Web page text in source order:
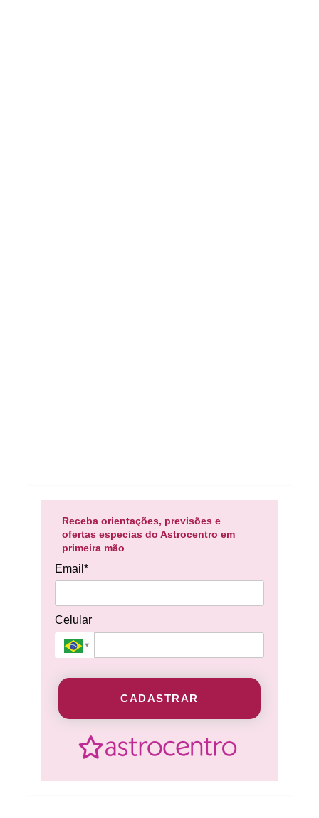
Receba orientações, previsões e
ofertas especias do Astrocentro em
primeira mão
Email*
Celular
CADASTRAR